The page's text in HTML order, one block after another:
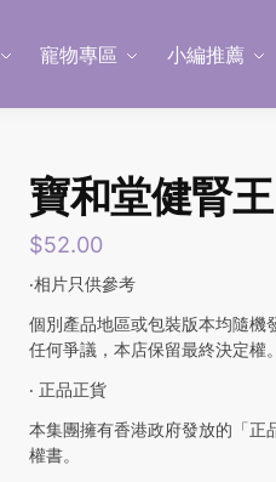
寵物專區 小編推薦
寶和堂健腎
$52.00
‧相片只供參考
個別產品地區或包裝版本均隨機
任何爭議，本店保留最終決定權。
‧ 正品正貨
本集團擁有香港政府發放的「正
權書。